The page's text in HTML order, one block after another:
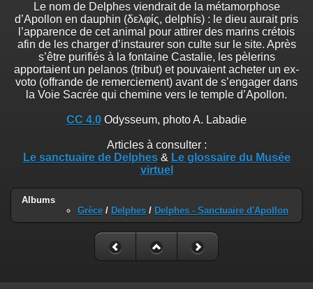
Le nom de Delphes viendrait de la métamorphose
d’Apollon en dauphin (δελφίς, delphís) : le dieu aurait pris
l’apparence de cet animal pour attirer des marins crétois
afin de les charger d’instaurer son culte sur le site. Après
s’être purifiés à la fontaine Castalie, les pèlerins
apportaient un pelanos (tribut) et pouvaient acheter un ex-
voto (offrande de remerciement) avant de s’engager dans
la Voie Sacrée qui chemine vers le temple d’Apollon.
CC 4.0 Odysseum, photo A. Labadie
Articles à consulter :
Le sanctuaire de Delphes& Le glossaire du Musée
virtuel
Albums
Grèce / Delphes / Delphes - Sanctuaire d'Apollon